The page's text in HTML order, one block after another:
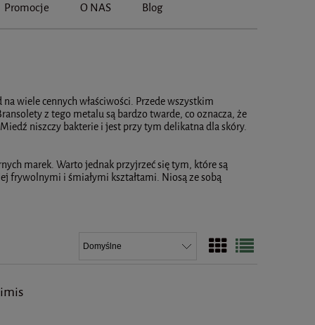
Promocje O NAS Blog
wiele cennych właściwości. Przede wszystkim
z tego metalu są bardzo twarde, co oznacza, że
niszczy bakterie i jest przy tym delikatna dla skóry.
marek. Warto jednak przyjrzeć się tym, które są
frywolnymi i śmiałymi kształtami. Niosą ze sobą